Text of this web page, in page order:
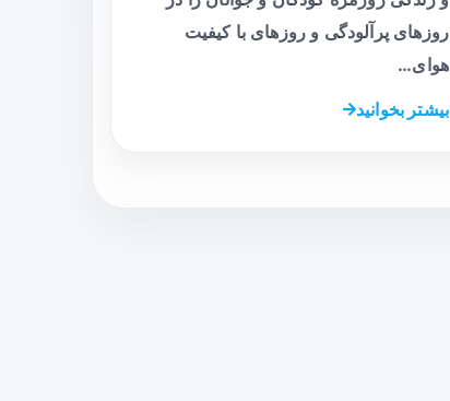
روزهای پرآلودگی و روزهای با کیفیت
هوای…
بیشتر بخوانید